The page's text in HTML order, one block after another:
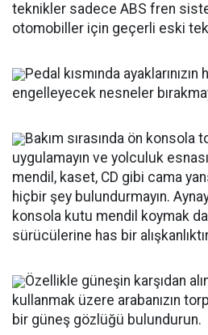
teknikler sadece ABS fren
otomobiller için geçerli eski
Pedal kısmında
engelleyecek nesneler
Bakım sırasında ön konsola
uygulamayın ve yolculuk
mendil, kaset, CD gibi cama
hiçbir şey bulundurmayın.
konsola kutu mendil koymak
sürücülerine has bir
Özellikle güneşin karşıdan
kullanmak üzere arabanızın
bir güneş gözlüğü bulundurun.